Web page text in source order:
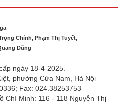
Chính, Phạm Thị Tuyết,
Dũng
ngày 18-4-2025.
phường Cửa Nam, Hà Nội
Fax: 024.38253753
Chí Minh: 116 - 118 Nguyễn Thị